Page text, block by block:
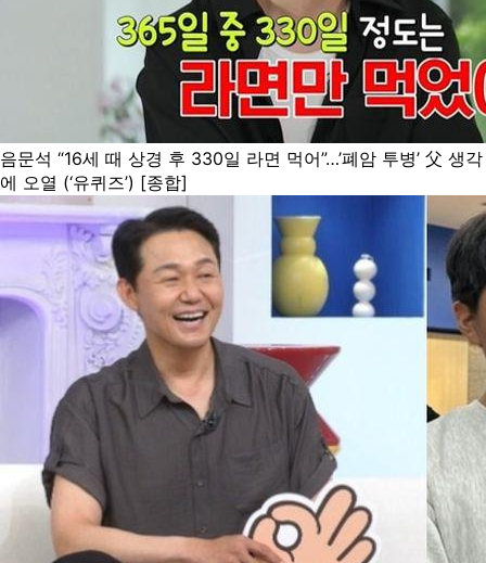
음문석 “16세 때 상경 후 330일 라면 먹어”…’폐암 투병’ 父 생각
에 오열 (‘유퀴즈’) [종합]